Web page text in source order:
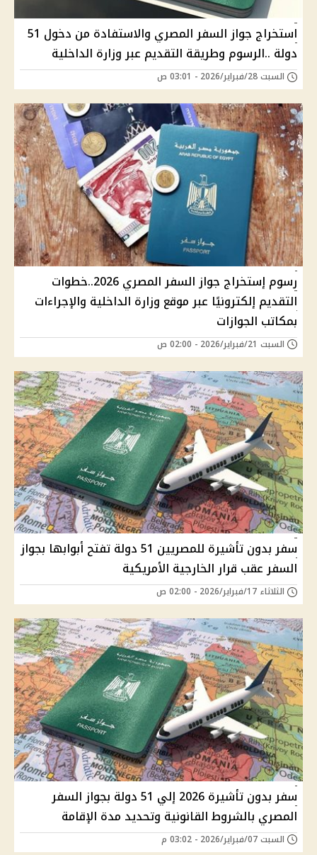
استخراج جواز السفر المصري والاستفادة من دخول 51
دولة ..الرسوم وطريقة التقديم عبر وزارة الداخلية
السبت 28/فبراير/2026 - 03:01 ص
رسوم إستخراج جواز السفر المصري 2026..خطوات
التقديم إلكترونيًا عبر موقع وزارة الداخلية والإجراءات
بمكاتب الجوازات
السبت 21/فبراير/2026 - 02:00 ص
سفر بدون تأشيرة للمصريين 51 دولة تفتح أبوابها بجواز
السفر عقب قرار الخارجية الأمريكية
الثلاثاء 17/فبراير/2026 - 02:00 ص
سفر بدون تأشيرة 2026 إلي 51 دولة بجواز السفر
المصري بالشروط القانونية وتحديد مدة الإقامة
السبت 07/فبراير/2026 - 03:02 م